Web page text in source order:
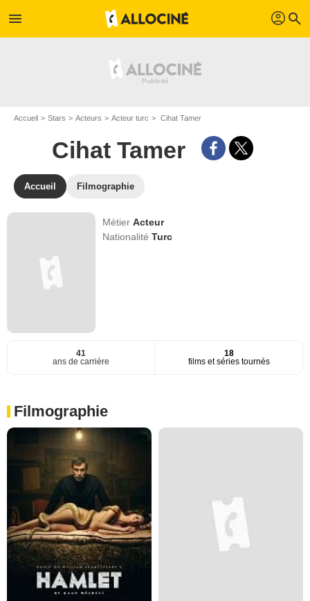
menu profil search
Accueil Stars Acteurs Acteur turc Cihat Tamer
Cihat Tamer
Accueil Filmographie
MétierActeur
NationalitéTurc
41
ans de carrière
18
films et séries tournés
Filmographie